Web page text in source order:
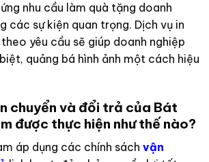
nhu cầu làm quà tặng doanh
các sự kiện quan trọng. Dịch vụ in
yêu cầu sẽ giúp doanh nghiệp
quảng bá hình ảnh một cách hiệu
chuyển và đổi trả của Bát
được thực hiện như thế nào?
áp dụng các chính sách vận